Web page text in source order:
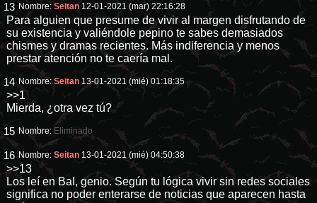
13 Nombre:Seitan 12-01-2021 (mar) 22:16:28
Para alguien que presume de vivir al margen disfrutando de
su existencia y valiéndole pepino te sabes demasiados
chismes y dramas recientes. Más indiferencia y menos
prestar atención no te caería mal.
14 Nombre:Seitan 13-01-2021 (mié) 01:18:35
>>1
Mierda, ¿otra vez tú?
15 Nombre: Eliminado
16 Nombre:Seitan 13-01-2021 (mié) 04:50:38
>>13
Los leí en BaI, genio. Según tu lógica vivir sin redes sociales
significa no poder enterarse de noticias que aparecen hasta